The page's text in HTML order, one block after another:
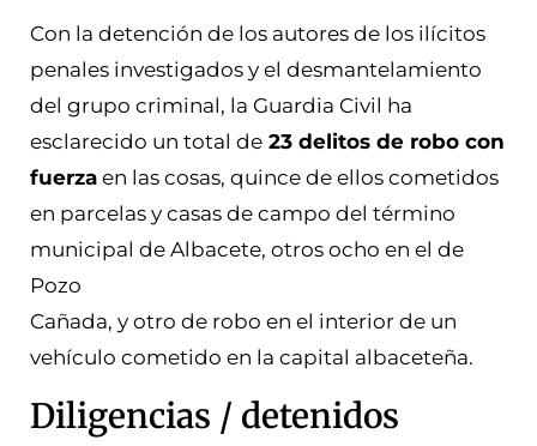
Con la detención de los autores de los ilícitos
penales investigados y el desmantelamiento
del grupo criminal, la Guardia Civil ha
esclarecido un total de 23 delitos de robo con
fuerza en las cosas, quince de ellos cometidos
en parcelas y casas de campo del término
municipal de Albacete, otros ocho en el de
Pozo
Cañada, y otro de robo en el interior de un
vehículo cometido en la capital albaceteña.
Diligencias / detenidos